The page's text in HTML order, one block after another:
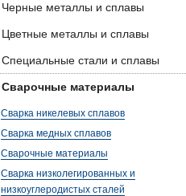
Черные металлы и сплавы
Цветные металлы и сплавы
Специальные стали и сплавы
Сварочные материалы
Сварка никелевых сплавов
Сварка медных сплавов
Сварочные материалы
Сварка низколегированных и
низкоуглеродистых сталей